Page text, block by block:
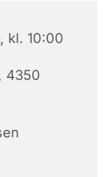
kl. 10:00
4350